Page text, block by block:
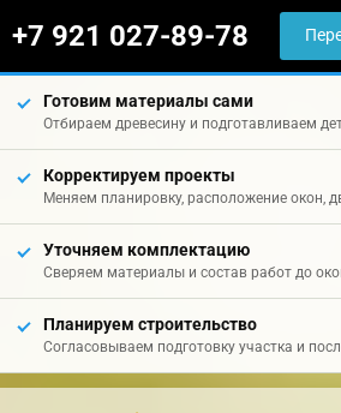
+7 921 027-89-78
Готовим материалы сами
Отбираем древесину и подготавливаем
Корректируем проекты
Меняем планировку, расположение окон,
Уточняем комплектацию
Сверяем материалы и состав работ до
Планируем строительство
Согласовываем подготовку участка и